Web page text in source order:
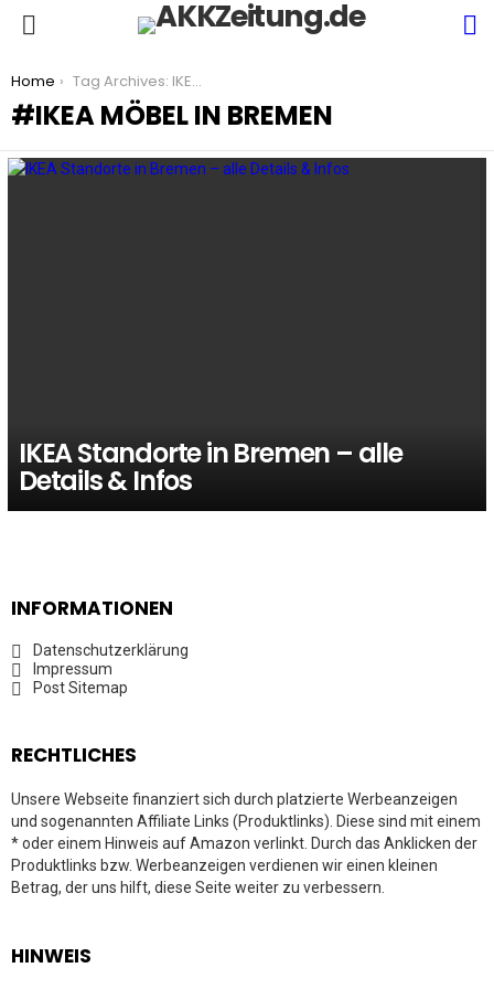
You are here:
Home Tag Archives: IKEA Möbel in Bremen
IKEA MÖBEL IN BREMEN
IKEA Standorte in Bremen – alle
Details & Infos
INFORMATIONEN
Datenschutzerklärung
Impressum
Post Sitemap
RECHTLICHES
Unsere Webseite finanziert sich durch platzierte Werbeanzeigen
und sogenannten Affiliate Links (Produktlinks). Diese sind mit einem
* oder einem Hinweis auf Amazon verlinkt. Durch das Anklicken der
Produktlinks bzw. Werbeanzeigen verdienen wir einen kleinen
Betrag, der uns hilft, diese Seite weiter zu verbessern.
HINWEIS